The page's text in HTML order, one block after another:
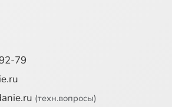
79
(техн.вопросы)